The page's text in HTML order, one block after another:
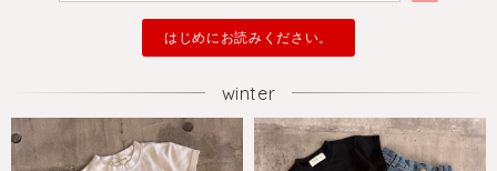
はじめにお読みください。
winter